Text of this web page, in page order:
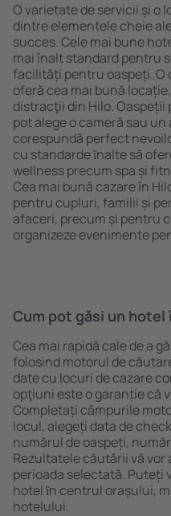
O varietate de servicii și o
dintre elementele cheie
succes. Cele mai bune
mai înalt standard pentru
facilități pentru oaspeți. O
oferă cea mai bună
distracţii din Hilo.
pot alege o cameră sau
corespundă perfect
cu standarde ȋnalte să
wellness precum spa și
Cea mai bună cazare în
pentru cupluri, familii și
afaceri, precum și pentru
organizeze evenimente
Cum pot găsi un hotel
Cea mai rapidă cale de a
folosind motorul de
date cu locuri de cazare
opţiuni este o garanție că
Completați câmpurile
locul, alegeți data de
numărul de oaspeți,
Rezultatele căutării vă vor
perioada selectată. Puteți
hotel ȋn centrul orașului,
hotelului.